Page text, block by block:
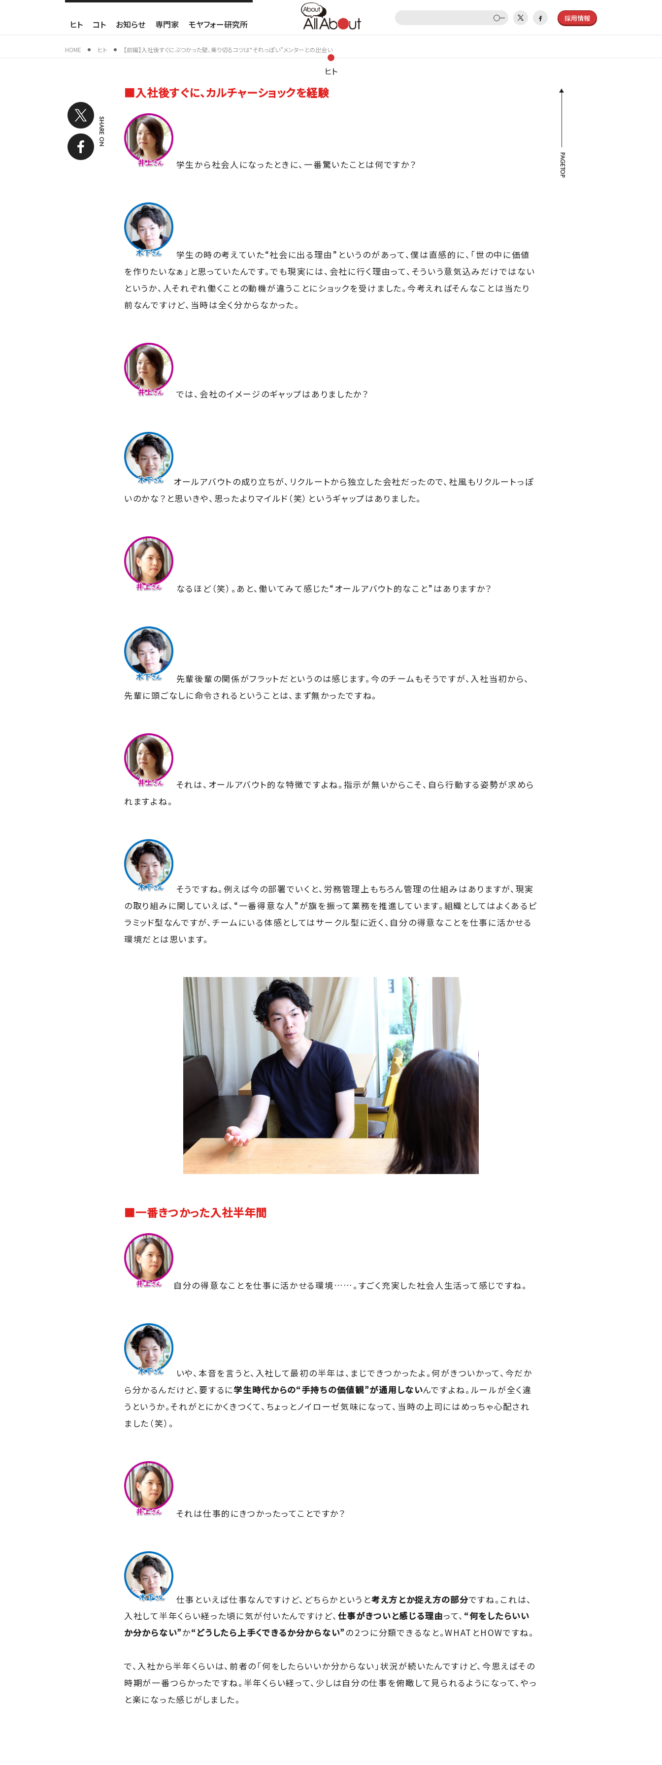
ヒト コト お知らせ 専門家 モヤフォー研究所
採用情報
HOME ヒト 【前編】入社後すぐにぶつかった壁、乗り切るコツは“それっぽい”メンターとの出会い
ヒト
SHARE ON
■入社後すぐに、カルチャーショックを経験
学生から社会人になったときに、一番驚いたことは何ですか？
学生の時の考えていた“社会に出る理由”というのがあって、僕は直感的に、「世の中に価値
を作りたいなぁ」と思っていたんです。でも現実には、会社に行く理由って、そういう意気込みだけではない
というか、人それぞれ働くことの動機が違うことにショックを受けました。今考えればそんなことは当たり
前なんですけど、当時は全く分からなかった。
では、会社のイメージのギャップはありましたか？
オールアバウトの成り立ちが、リクルートから独立した会社だったので、社風もリクルートっぽ
いのかな？と思いきや、思ったよりマイルド（笑）というギャップはありました。
なるほど（笑）。あと、働いてみて感じた“オールアバウト的なこと”はありますか？
先輩後輩の関係がフラットだというのは感じます。今のチームもそうですが、入社当初から、
先輩に頭ごなしに命令されるということは、まず無かったですね。
それは、オールアバウト的な特徴ですよね。指示が無いからこそ、自ら行動する姿勢が求めら
れますよね。
そうですね。例えば今の部署でいくと、労務管理上もちろん管理の仕組みはありますが、現実
の取り組みに関していえば、“一番得意な人”が旗を振って業務を推進しています。組織としてはよくあるピ
ラミッド型なんですが、チームにいる体感としてはサークル型に近く、自分の得意なことを仕事に活かせる
環境だとは思います。
■一番きつかった入社半年間
自分の得意なことを仕事に活かせる環境……。すごく充実した社会人生活って感じですね。
いや、本音を言うと、入社して最初の半年は、まじできつかったよ。何がきついかって、今だか
ら分かるんだけど、要するに学生時代からの“手持ちの価値観”が通用しないんですよね。ルールが全く違
うというか。それがとにかくきつくて、ちょっとノイローゼ気味になって、当時の上司にはめっちゃ心配され
ました（笑）。
それは仕事的にきつかったってことですか？
仕事といえば仕事なんですけど、どちらかというと考え方とか捉え方の部分ですね。これは、
入社して半年くらい経った頃に気が付いたんですけど、 仕事がきついと感じる理由って、 “何をしたらいい
か分からない”か“どうしたら上手くできるか分からない”の２つに分類できるなと。WHATとHOWですね。
で、入社から半年くらいは、前者の「何をしたらいいか分からない」状況が続いたんですけど、今思えばその
時期が一番つらかったですね。半年くらい経って、少しは自分の仕事を俯瞰して見られるようになって、やっ
と楽になった感じがしました。
PAGETOP